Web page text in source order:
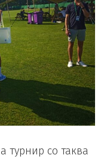
турнир со таква